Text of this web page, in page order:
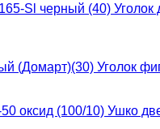
Уголок
Ушко